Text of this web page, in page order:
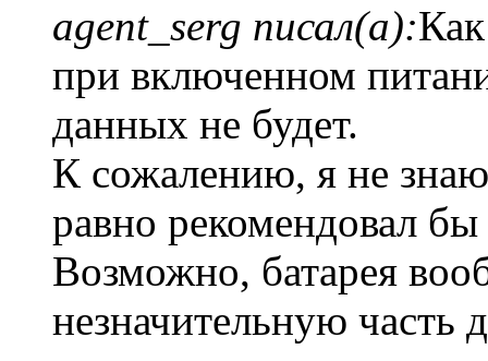
agent_serg писал(а):
при включенном
данных не будет.
К сожалению, я не
равно рекомендовал
Возможно, батарея
незначительную